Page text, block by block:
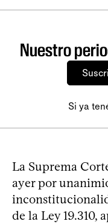
Nuestro
Si ya
La Suprema
ayer por
de la Ley 19.310,